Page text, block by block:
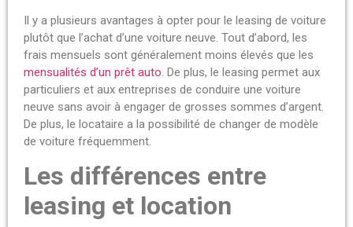
Il y a plusieurs avantages à opter pour le leasing de voiture
plutôt que l’achat d’une voiture neuve. Tout d’abord, les
frais mensuels sont généralement moins élevés que les
mensualités d’un prêt auto. De plus, le leasing permet aux
particuliers et aux entreprises de conduire une voiture
neuve sans avoir à engager de grosses sommes d’argent.
De plus, le locataire a la possibilité de changer de modèle
de voiture fréquemment.
Les différences entre
leasing et location